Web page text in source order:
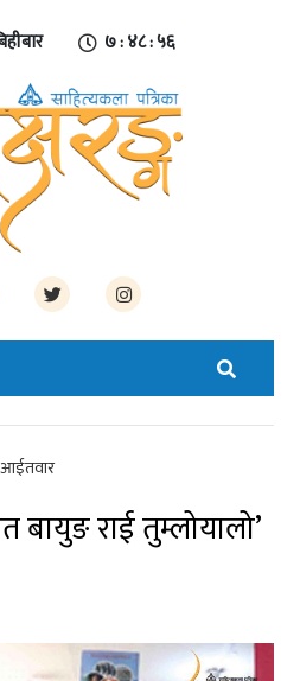
७ : ४८ : ५६
आईतवार
बायुङ राई तुम्लोयालो’